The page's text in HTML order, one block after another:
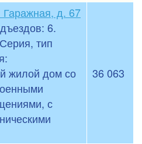
Гаражная, д. 67
6.
тип
жилой дом со
с
36 063